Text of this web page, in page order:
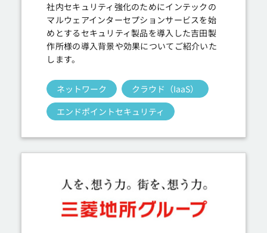
社内セキュリティ強化のためにインテックの
マルウェアインターセプションサービスを始
めとするセキュリティ製品を導入した吉田製
作所様の導入背景や効果についてご紹介いた
します。
ネットワーク
クラウド（IaaS）
エンドポイントセキュリティ